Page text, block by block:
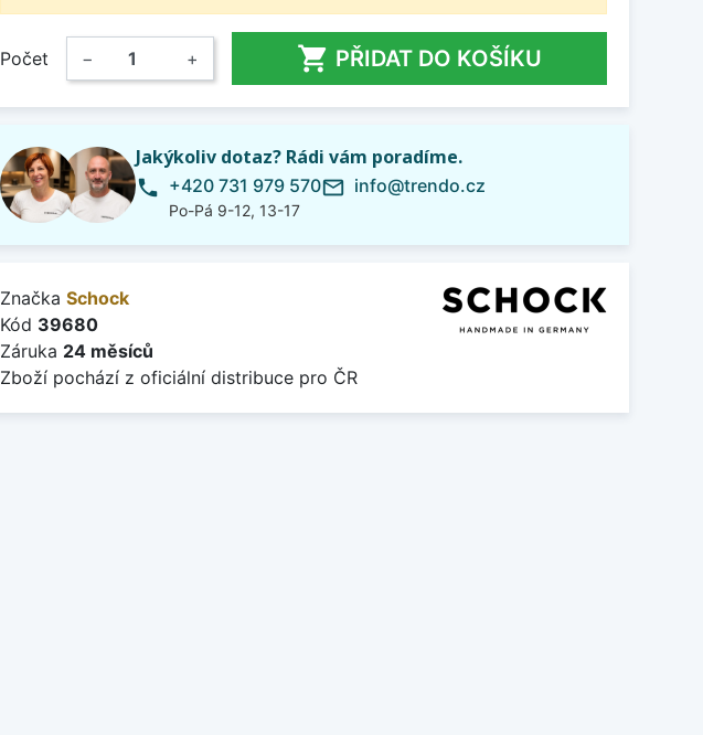
Počet − +  PŘIDAT DO KOŠÍKU
Jakýkoliv dotaz? Rádi vám poradíme.
phone +420 731 979 570
Po-Pá 9-12, 13-17
mail_outline info@trendo.cz
Značka Schock
Kód 39680
Záruka 24 měsíců
Zboží pochází z oficiální distribuce pro ČR